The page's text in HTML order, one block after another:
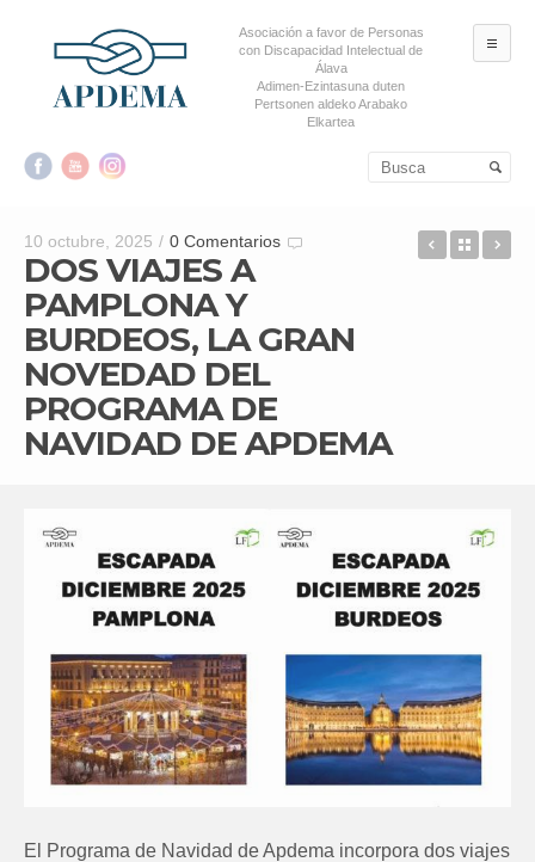
Asociación a favor de Personas
con Discapacidad Intelectual de
Álava
Adimen-Ezintasuna duten
Pertsonen aldeko Arabako
Elkartea
secundario
10 octubre, 2025 / 0 Comentarios
DOS VIAJES A
PAMPLONA Y
BURDEOS, LA GRAN
NOVEDAD DEL
PROGRAMA DE
NAVIDAD DE APDEMA
Back
El Programa de Navidad de Apdema incorpora dos viajes